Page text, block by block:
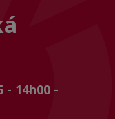
14h00 -